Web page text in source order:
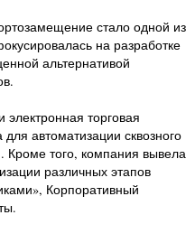
стало одной из
на разработке
альтернативой
торговая
автоматизации сквозного
Кроме того, компания вывела
различных этапов
Корпоративный